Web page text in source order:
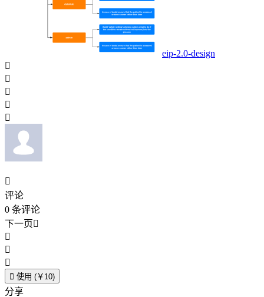
eip-2.0-design






评论
0 条评论
下一页



 使用 (￥10)
分享